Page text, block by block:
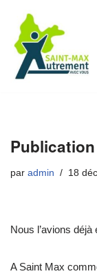
Aller
au
contenu
par admin 18
Nous l’avions déjà
A Saint Max